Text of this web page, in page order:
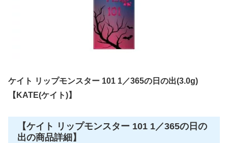
ケイト リップモンスター 101 1／365の日の出(3.0g)
【KATE(ケイト)】
【ケイト リップモンスター 101 1／365の日の
出の商品詳細】